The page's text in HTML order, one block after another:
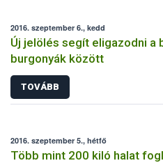
2016. szeptember 6., kedd
Új jelölés segít eligazodni a
burgonyák között
TOVÁBB
2016. szeptember 5., hétfő
Több mint 200 kiló halat